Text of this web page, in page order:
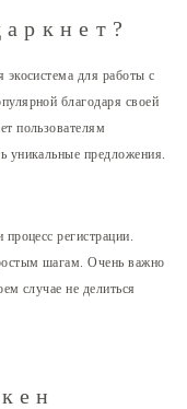
для работы с
благодаря своей
пользователям
уникальные предложения.
регистрации.
шагам. Очень важно
случае не делиться